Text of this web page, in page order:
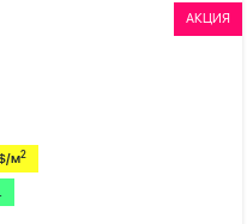
АКЦИЯ
м2